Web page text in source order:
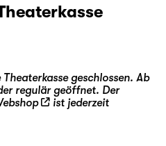
geschlossen. Ab
regulär geöffnet. Der
ist jederzeit